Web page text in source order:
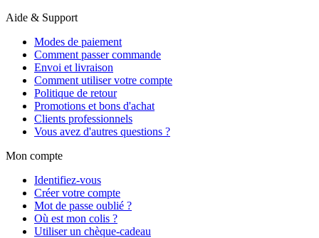
Aide & Support
Modes de paiement
Comment passer commande
Envoi et livraison
Comment utiliser votre compte
Politique de retour
Promotions et bons d'achat
Clients professionnels
Vous avez d'autres questions ?
Mon compte
Identifiez-vous
Créer votre compte
Mot de passe oublié ?
Où est mon colis ?
Utiliser un chèque-cadeau